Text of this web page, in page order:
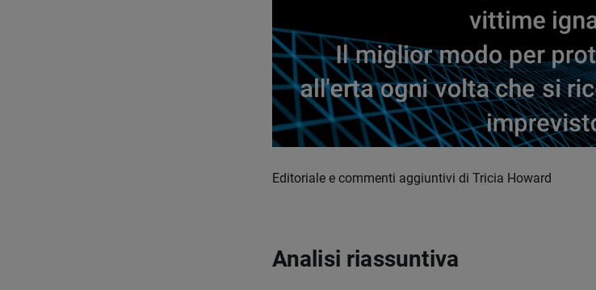
Editoriale e commenti aggiuntivi di Tricia Howard
Analisi riassuntiva